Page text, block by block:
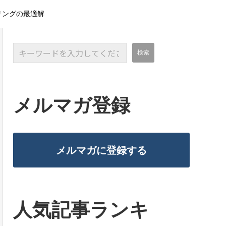
グの最適解
メルマガ登録
メルマガに登録する
人気記事ランキ